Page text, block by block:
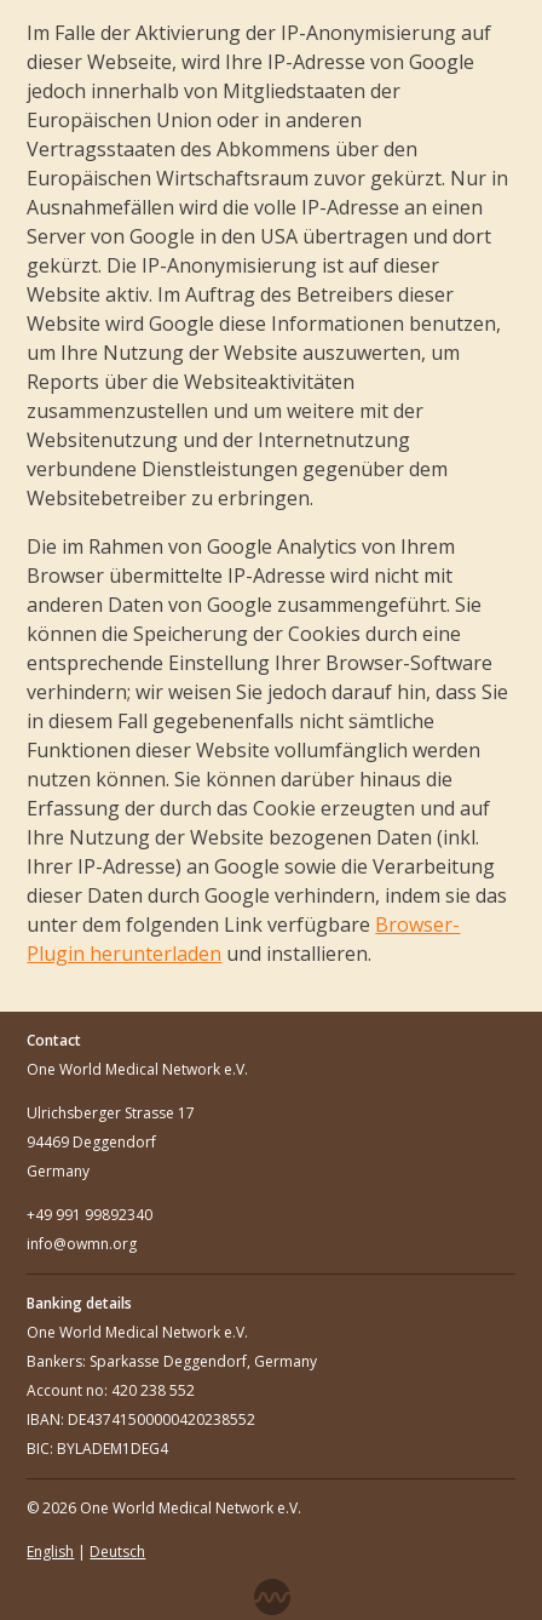
Im Falle der Aktivierung der IP-Anonymisierung auf
dieser Webseite, wird Ihre IP-Adresse von Google
jedoch innerhalb von Mitgliedstaaten der
Europäischen Union oder in anderen
Vertragsstaaten des Abkommens über den
Europäischen Wirtschaftsraum zuvor gekürzt. Nur in
Ausnahmefällen wird die volle IP-Adresse an einen
Server von Google in den USA übertragen und dort
gekürzt. Die IP-Anonymisierung ist auf dieser
Website aktiv. Im Auftrag des Betreibers dieser
Website wird Google diese Informationen benutzen,
um Ihre Nutzung der Website auszuwerten, um
Reports über die Websiteaktivitäten
zusammenzustellen und um weitere mit der
Websitenutzung und der Internetnutzung
verbundene Dienstleistungen gegenüber dem
Websitebetreiber zu erbringen.
Die im Rahmen von Google Analytics von Ihrem
Browser übermittelte IP-Adresse wird nicht mit
anderen Daten von Google zusammengeführt. Sie
können die Speicherung der Cookies durch eine
entsprechende Einstellung Ihrer Browser-Software
verhindern; wir weisen Sie jedoch darauf hin, dass Sie
in diesem Fall gegebenenfalls nicht sämtliche
Funktionen dieser Website vollumfänglich werden
nutzen können. Sie können darüber hinaus die
Erfassung der durch das Cookie erzeugten und auf
Ihre Nutzung der Website bezogenen Daten (inkl.
Ihrer IP-Adresse) an Google sowie die Verarbeitung
dieser Daten durch Google verhindern, indem sie das
unter dem folgenden Link verfügbare Browser-
Plugin herunterladen und installieren.
Contact
One World Medical Network e.V.
Ulrichsberger Strasse 17
94469 Deggendorf
Germany
+49 991 99892340
info@owmn.org
Banking details
One World Medical Network e.V.
Bankers: Sparkasse Deggendorf, Germany
Account no: 420 238 552
IBAN: DE43741500000420238552
BIC: BYLADEM1DEG4
© 2026 One World Medical Network e.V.
English | Deutsch